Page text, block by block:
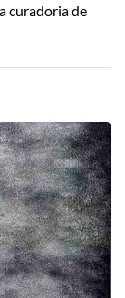
curadoria de